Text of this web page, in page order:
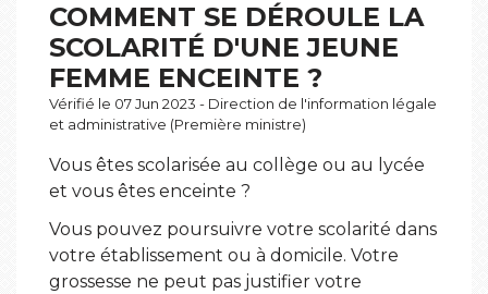
COMMENT SE DÉROULE LA
SCOLARITÉ D'UNE JEUNE
FEMME ENCEINTE ?
Vérifié le 07 Jun 2023 - Direction de l'information légale
et administrative (Première ministre)
Vous êtes scolarisée au collège ou au lycée
et vous êtes enceinte ?
Vous pouvez poursuivre votre scolarité dans
votre établissement ou à domicile. Votre
grossesse ne peut pas justifier votre